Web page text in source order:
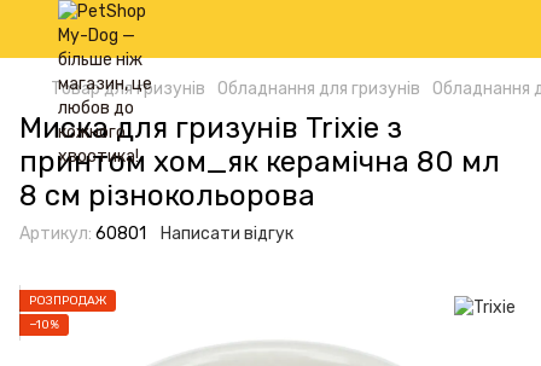
Товар для гризунів Обладнання для гризунів Обладнання
Миска для гризунів Trixie з
принтом хом_як керамічна 80 мл
8 см різнокольорова
Артикул: 60801 Написати відгук
РОЗПРОДАЖ
−10%